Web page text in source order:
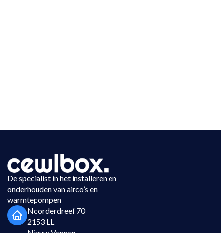
De specialist in het installeren en
onderhouden van airco’s en
warmtepompen
Noorderdreef 70
2153 LL